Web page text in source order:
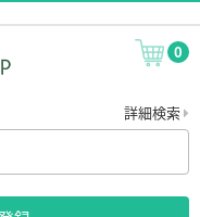
0
詳細検索